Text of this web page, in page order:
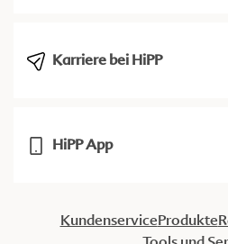
Karriere bei HiPP
HiPP App
KundenserviceProdukte